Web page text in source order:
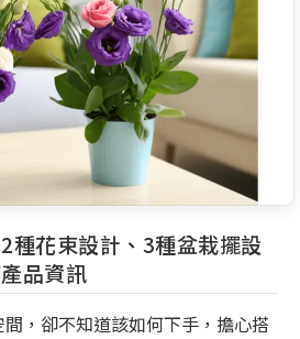
種花束設計、3種盆栽擺設
品資訊
，卻不知道該如何下手，擔心搭